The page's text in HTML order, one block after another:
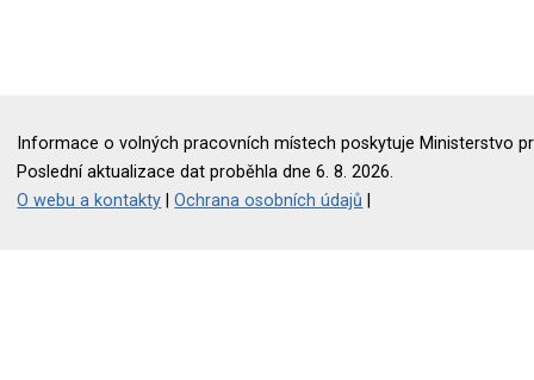
Informace o volných pracovních místech poskytuje Ministerstvo
Poslední aktualizace dat proběhla dne 6. 8. 2026.
O webu a kontakty |Ochrana osobních údajů